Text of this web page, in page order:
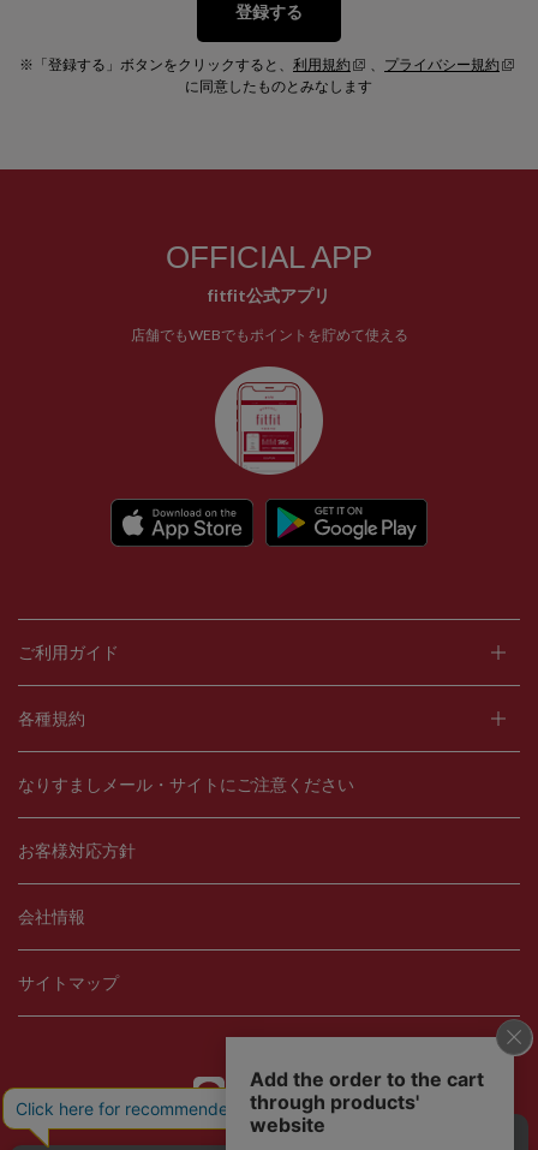
登録する
※「登録する」ボタンをクリックすると、 利用規約 、 プライバシー規約
に同意したものとみなします
OFFICIAL APP
fitfit公式アプリ
店舗でもWEBでもポイントを貯めて使える
ご利用ガイド
各種規約
なりすましメール・サイトにご注意ください
お客様対応方針
会社情報
サイトマップ